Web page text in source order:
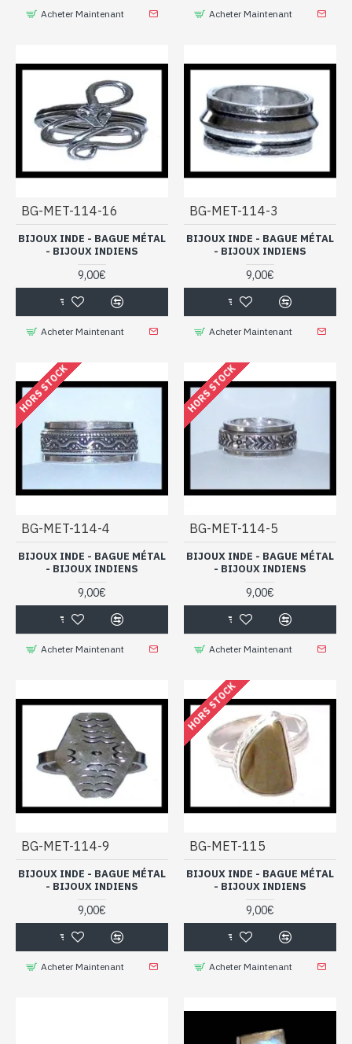
Acheter Maintenant Acheter Maintenant
BG-MET-114-16
BIJOUX INDE - BAGUE MÉTAL
- BIJOUX INDIENS
9,00€
Acheter Maintenant
BG-MET-114-3
BIJOUX INDE - BAGUE MÉTAL
- BIJOUX INDIENS
9,00€
Acheter Maintenant
HORS STOCK
BG-MET-114-4
BIJOUX INDE - BAGUE MÉTAL
- BIJOUX INDIENS
9,00€
Acheter Maintenant
HORS STOCK
BG-MET-114-5
BIJOUX INDE - BAGUE MÉTAL
- BIJOUX INDIENS
9,00€
Acheter Maintenant
BG-MET-114-9
BIJOUX INDE - BAGUE MÉTAL
- BIJOUX INDIENS
9,00€
Acheter Maintenant
HORS STOCK
BG-MET-115
BIJOUX INDE - BAGUE MÉTAL
- BIJOUX INDIENS
9,00€
Acheter Maintenant